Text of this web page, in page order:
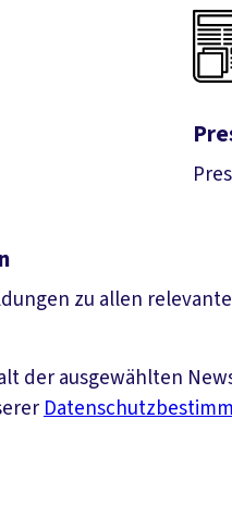
zu allen
der ausgewählten